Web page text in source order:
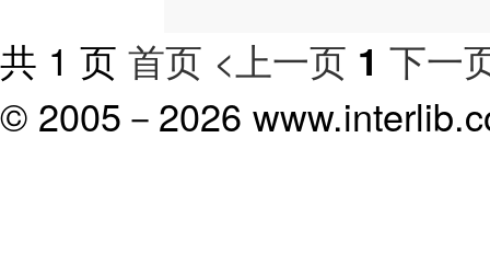
共 1 页 首页 <上一页 1 下一
© 2005－ 2026